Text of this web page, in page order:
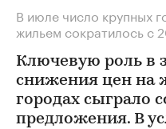
В июле число крупных
жильем сократилось с
Ключевую роль в
снижения цен на
городах сыграло
предложения. В